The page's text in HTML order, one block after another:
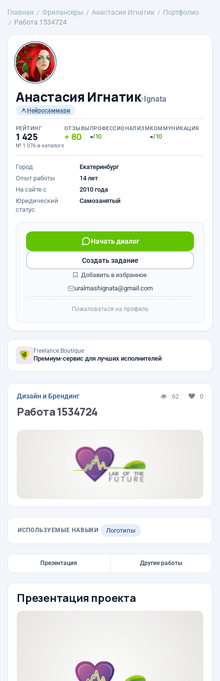
Главная Фрилансеры Анастасия Игнатик
Портфолио
Работа 1534724
Анастасия Игнатик›Ignata
Нейросаммари
РЕЙТИНГ
1 425
№ 1 076 в каталоге
ОТЗЫВЫ
80
ПРОФЕССИОНАЛИЗМ
-/10
КОММУНИКАЦИЯ
-/10
Город
Екатеринбург
Опыт работы
14 лет
На сайте с
2010 года
Юридический
статус
Самозанятый
Начать диалог
uralmashignata@gmail.com
Создать задание
Добавить в избранное
Пожаловаться на профиль
Freelance.Boutique
Премиум-сервис для лучших исполнителей
Дизайн и Брендинг 62 0
Работа 1534724
ИСПОЛЬЗУЕМЫЕ НАВЫКИ Логотипы
Презентация Другие работы
Презентация проекта